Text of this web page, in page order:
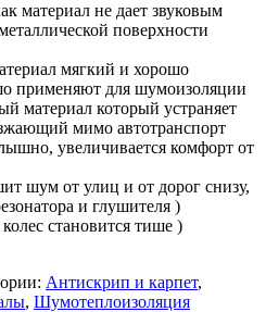
материал не дает звуковым
поверхности
мягкий и хорошо
применяют для шумоизоляции
материал который устраняет
мимо автотранспорт
увеличивается комфорт от
шум от улиц и от дорог снизу,
и глушителя )
становится тише )
Антискрип и карпет,
, Шумотеплоизоляция